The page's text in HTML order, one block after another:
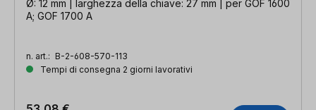
Ø: 12 mm | larghezza della chiave: 27 mm | per GOF 1600
A; GOF 1700 A
n. art.: B-2-608-570-113
Tempi di consegna 2 giorni lavorativi